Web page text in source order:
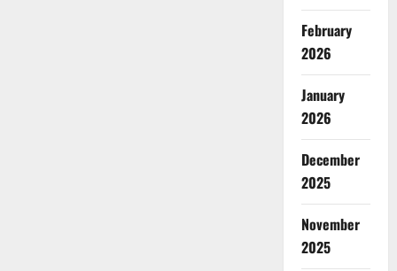
February
2026
January
2026
December
2025
November
2025